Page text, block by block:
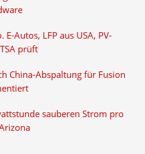
Autos, LFP aus USA, PV-
prüft
China-Abspaltung für Fusion
sauberen Strom pro